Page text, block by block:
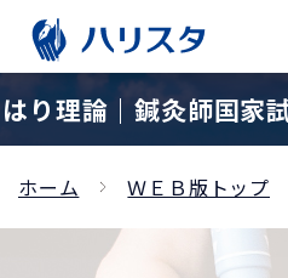
はり理論｜鍼灸師国家
ホーム ＷＥＢ版トップ